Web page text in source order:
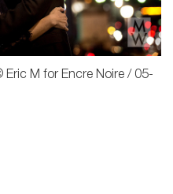
Eiffel Tower
Noire / 05-